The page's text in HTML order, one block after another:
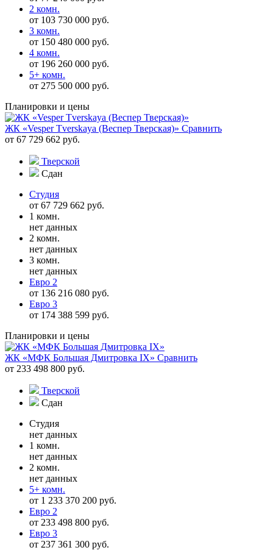
2 комн.
от 103 730 000 руб.
3 комн.
от 150 480 000 руб.
4 комн.
от 196 260 000 руб.
5+ комн.
от 275 500 000 руб.
Планировки и цены
ЖК «Vesper Tverskaya (Веспер Тверская)» Сравнить
от 67 729 662 руб.
Тверской
Сдан
Студия
от 67 729 662 руб.
1 комн.
нет данных
2 комн.
нет данных
3 комн.
нет данных
Евро 2
от 136 216 080 руб.
Евро 3
от 174 388 599 руб.
Планировки и цены
ЖК «МФК Большая Дмитровка IX» Сравнить
от 233 498 800 руб.
Тверской
Сдан
Студия
нет данных
1 комн.
нет данных
2 комн.
нет данных
5+ комн.
от 1 233 370 200 руб.
Евро 2
от 233 498 800 руб.
Евро 3
от 237 361 300 руб.